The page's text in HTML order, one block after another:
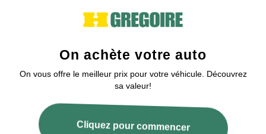
Vous pouvez nous contacter entre 9h et
2003–2026 © HGrégoire, tous droits réservés.